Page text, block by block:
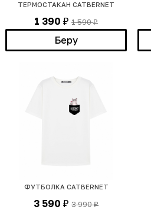
ТЕРМОСТАКАН CATBERNET
1 390 ₽ 1 590₽
Беру
ФУТБОЛКА CATBERNET
3 590 ₽ 3 990₽